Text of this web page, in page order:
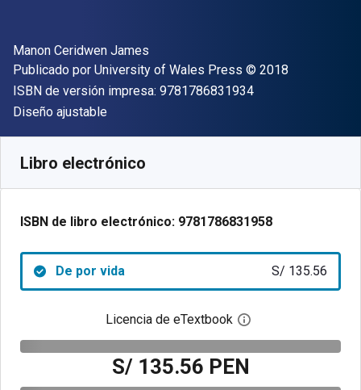
Autor(es)
Manon Ceridwen James
Editor
Publicado por University of Wales Press Copyright
© 2018
ISBN de versión impresa: 9781786831934"ISBN-13
Formato
Diseño ajustable
Libro electrónico
ISBN de libro electrónico: 9781786831958
De por vida S/ 135.56
Licencia de eTextbook Abre el cuadro de
S/ 135.56 PEN